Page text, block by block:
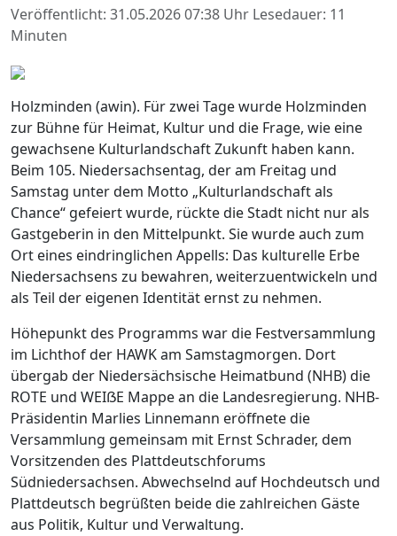
Veröffentlicht: 31.05.2026 07:38 Uhr Lesedauer: 11
Minuten
Holzminden (awin). Für zwei Tage wurde Holzminden
zur Bühne für Heimat, Kultur und die Frage, wie eine
gewachsene Kulturlandschaft Zukunft haben kann.
Beim 105. Niedersachsentag, der am Freitag und
Samstag unter dem Motto „Kulturlandschaft als
Chance“ gefeiert wurde, rückte die Stadt nicht nur als
Gastgeberin in den Mittelpunkt. Sie wurde auch zum
Ort eines eindringlichen Appells: Das kulturelle Erbe
Niedersachsens zu bewahren, weiterzuentwickeln und
als Teil der eigenen Identität ernst zu nehmen.
Höhepunkt des Programms war die Festversammlung
im Lichthof der HAWK am Samstagmorgen. Dort
übergab der Niedersächsische Heimatbund (NHB) die
ROTE und WEIẞE Mappe an die Landesregierung. NHB-
Präsidentin Marlies Linnemann eröffnete die
Versammlung gemeinsam mit Ernst Schrader, dem
Vorsitzenden des Plattdeutschforums
Südniedersachsen. Abwechselnd auf Hochdeutsch und
Plattdeutsch begrüßten beide die zahlreichen Gäste
aus Politik, Kultur und Verwaltung.